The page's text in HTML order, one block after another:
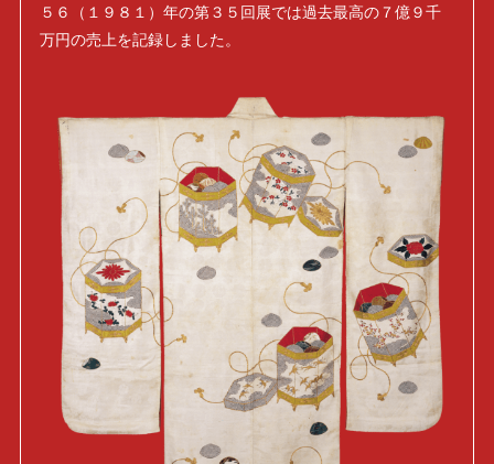
５６（１９８１）年の第３５回展では過去最高の７億９千
万円の売上を記録しました。